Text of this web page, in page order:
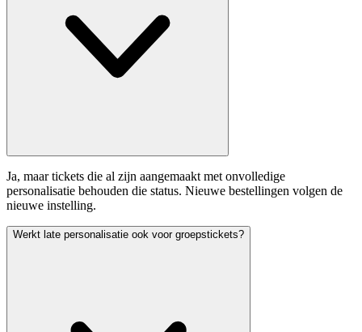
Ja, maar tickets die al zijn aangemaakt met onvolledige
personalisatie behouden die status. Nieuwe bestellingen volgen de
nieuwe instelling.
Werkt late personalisatie ook voor groepstickets?